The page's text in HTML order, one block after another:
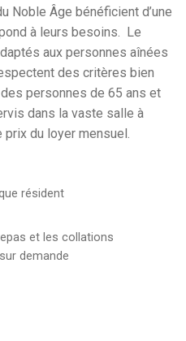
Noble Âge bénéficient d’une
à leurs besoins. Le
aux personnes aînées
des critères bien
personnes de 65 ans et
dans la vaste salle à
du loyer mensuel.
résident
et les collations
demande